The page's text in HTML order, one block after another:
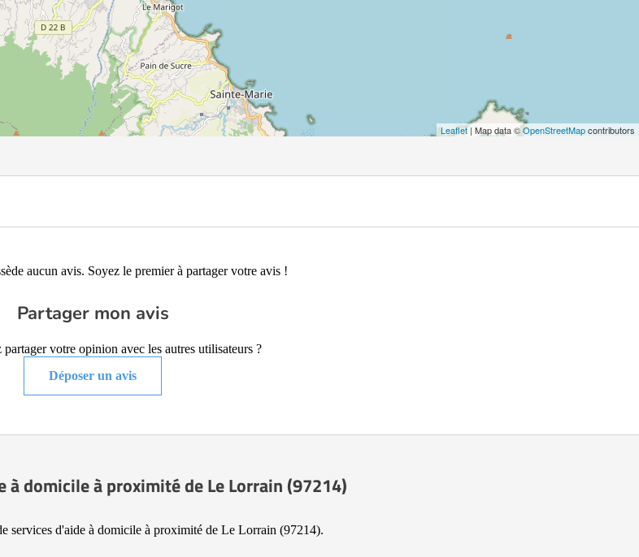
Leaflet| Map data ©OpenStreetMapcontributors
aucun avis. Soyez le premier à partager votre avis !
Partager mon avis
partager votre opinion avec les autres utilisateurs ?
Déposer un avis
à domicile à proximité de Le Lorrain (97214)
services d'aide à domicile à proximité de Le Lorrain (97214).